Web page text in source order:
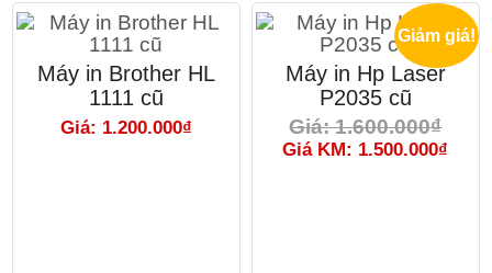
Máy in Brother HL
1111 cũ
Giá: 1.200.000₫
Giảm giá!
Máy in Hp Laser
P2035 cũ
Giá: 1.600.000₫
Giá KM: 1.500.000₫